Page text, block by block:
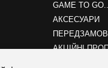
GAME TO
АКСЕСУАРИ
АКЦІЙНІ